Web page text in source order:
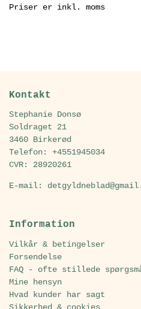
tegninger mod direkte
Priser er inkl. moms
Kontakt
Stephanie Donsø
Soldraget 21
3460 Birkerød
Telefon: +4551945034
CVR: 28920261
E-mail:
Information
Vilkår & betingelser
Forsendelse
FAQ - ofte stillede
Mine hensyn
Hvad kunder har sagt
Sikkerhed & cookies